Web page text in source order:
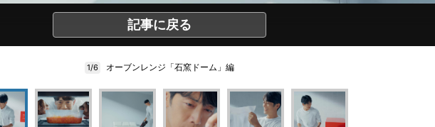
記事に戻る
1/6 オーブンレンジ「石窯ドーム」編